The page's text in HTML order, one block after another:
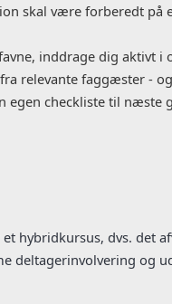
skal være forberedt på
inddrage dig aktivt i
relevante faggæster -
checkliste til næste
hybridkursus, dvs. det
deltagerinvolvering og